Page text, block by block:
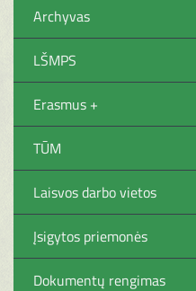
Archyvas
LŠMPS
Erasmus +
TŪM
Laisvos darbo vietos
Įsigytos priemonės
Dokumentų rengimas